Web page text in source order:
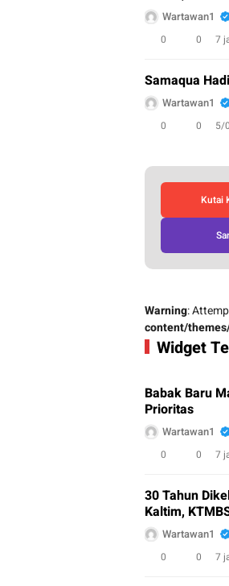
Wartawan1
0 0 7
Samaqua
Wartawan1
0 0 5/
Kutai
Warning:
content/
Widget
Babak Baru
Prioritas
Wartawan1
0 0 7
30 Tahun
Kaltim,
Wartawan1
0 0 7